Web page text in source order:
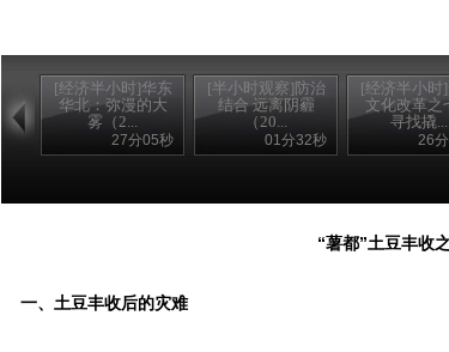
[经济半小时]华东
华北：弥漫的大
雾（2...
27分05秒
[半小时观察]防治
结合 远离阴霾
（20...
01分32秒
[经济半小时
文化改革之
寻找撬...
26
“薯都”土豆丰收
一、土豆丰收后的灾难